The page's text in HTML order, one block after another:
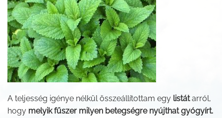
A teljesség igénye nélkül összeállítottam egy listátarról,
hogy melyik fűszer milyen betegségre nyújthat gyógyírt.